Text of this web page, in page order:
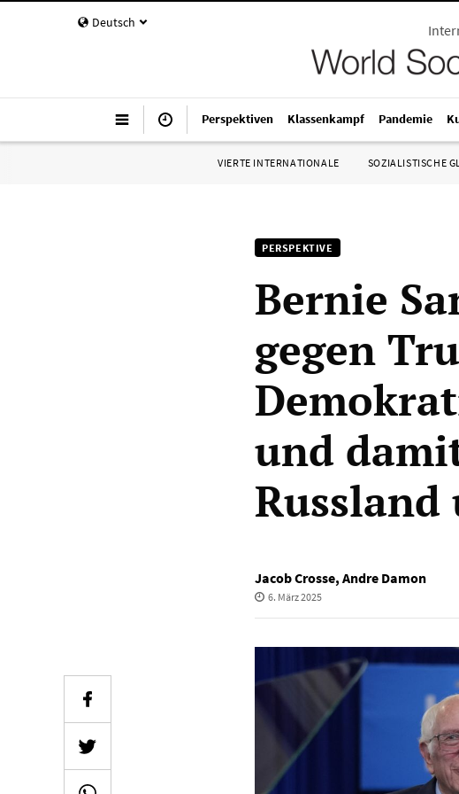
Deutsch
Perspektiven Klassenkampf Pandemie
VIERTE INTERNATIONALE SOZIALISTISCHE
PERSPEKTIVE
Bernie
gegen
und
Jacob Crosse, Andre Damon
6. März 2025